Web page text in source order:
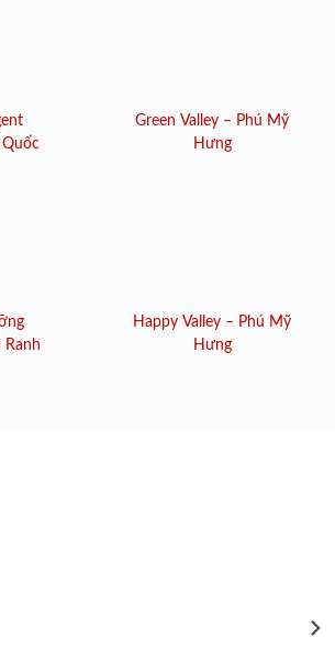
Quốc
Green Valley – Phú Mỹ
Hưng
Ranh
Happy Valley – Phú Mỹ
Hưng